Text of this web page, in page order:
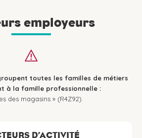
employeurs
toutes les familles de métiers
à la famille professionnelle :
des magasins » (R4Z92).
D’ACTIVITÉ